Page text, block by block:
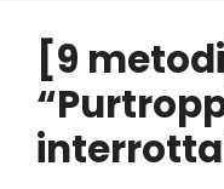
[9